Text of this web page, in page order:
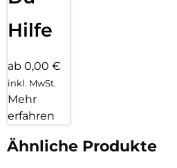
Hilfe
ab 0,00 €
inkl. MwSt.
Mehr
erfahren
Ähnliche Produkte